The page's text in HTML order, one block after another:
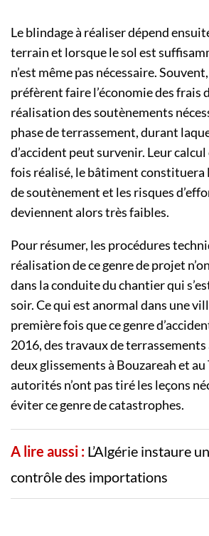
Le blindage à réaliser dépend
terrain et lorsque le sol est
n’est même pas nécessaire.
préfèrent faire l’économie des frais
réalisation des soutènements
phase de terrassement, durant
d’accident peut survenir. Leur
fois réalisé, le bâtiment constituera
de soutènement et les risques
deviennent alors très faibles.
Pour résumer, les procédures
réalisation de ce genre de projet
dans la conduite du chantier qui
soir. Ce qui est anormal dans une
première fois que ce genre
2016, des travaux de
deux glissements à Bouzareah et au
autorités n’ont pas tiré les leçons
éviter ce genre de catastrophes.
A lire aussi : L’Algérie instaure
contrôle des importations